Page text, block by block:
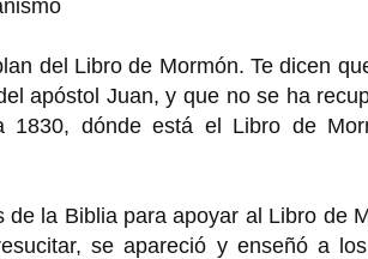
del Libro de Mormón. Te dicen
apóstol Juan, y que no se ha
1830, dónde está el Libro de
la Biblia para apoyar al Libro de
se apareció y enseñó a